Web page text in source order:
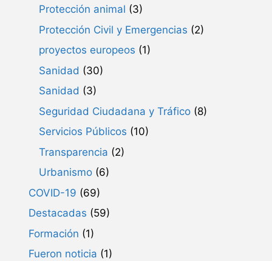
Protección animal (3)
Protección Civil y Emergencias (2)
proyectos europeos (1)
Sanidad (30)
Sanidad (3)
Seguridad Ciudadana y Tráfico (8)
Servicios Públicos (10)
Transparencia (2)
Urbanismo (6)
COVID-19 (69)
Destacadas (59)
Formación (1)
Fueron noticia (1)